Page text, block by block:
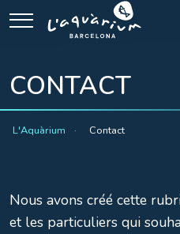
CONTACT
L'Aquàrium Contact
Nous avons créé cette
et les particuliers qui